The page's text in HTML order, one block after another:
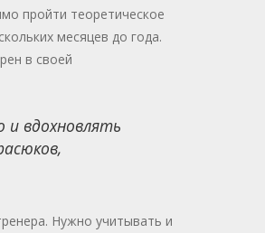
пройти теоретическое
месяцев до года.
в своей
и вдохновлять
Нужно учитывать и